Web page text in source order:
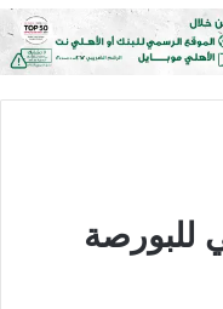
للبورصة